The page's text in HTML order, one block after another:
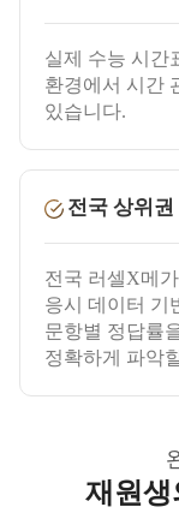
실제 수능 시간
환경에서 시간
있습니다.
전국 상위
전국 러셀X메
응시 데이터 기
문항별 정답률
정확하게 파악
재원생